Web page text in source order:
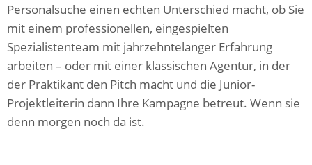
Personalsuche einen echten Unterschied macht, ob Sie
mit einem professionellen, eingespielten
Spezialistenteam mit jahrzehntelanger Erfahrung
arbeiten – oder mit einer klassischen Agentur, in der
der Praktikant den Pitch macht und die Junior-
Projektleiterin dann Ihre Kampagne betreut. Wenn sie
denn morgen noch da ist.